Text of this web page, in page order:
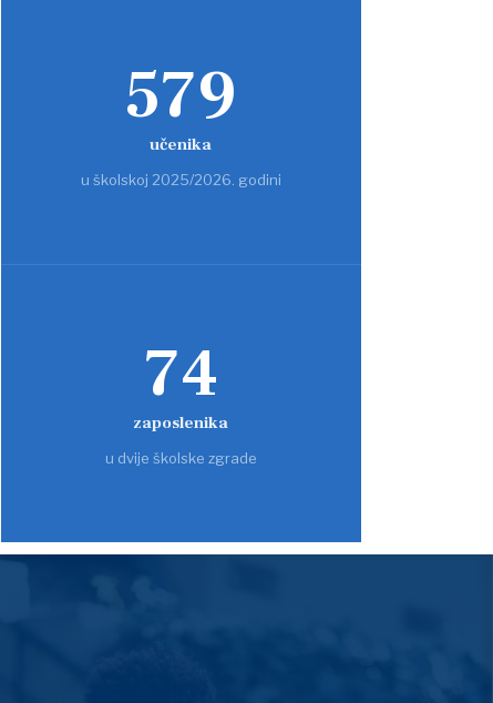
579
učenika
u školskoj 2025/2026. godini
74
zaposlenika
u dvije školske zgrade